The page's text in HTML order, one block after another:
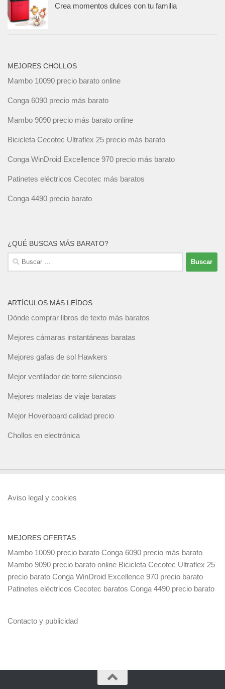
Crea momentos dulces con tu familia
MEJORES CHOLLOS
Mambo 10090 precio barato online
Conga 6090 precio más barato
Mambo 9090 precio más barato online
Bicicleta Cecotec Ultraflex 25 precio más barato
Conga WinDroid Excellence 970 precio más barato
Patinetes eléctricos Cecotec más baratos
Conga 4490 precio barato
¿QUÉ BUSCAS MÁS BARATO?
Buscar:
ARTÍCULOS MÁS LEÍDOS
Dónde comprar libros de texto más baratos
Mejores cámaras instantáneas baratas
Mejores gafas de sol Hawkers
Mejor ventilador de torre silencioso
Mejores maletas de viaje baratas
Mejor Hoverboard calidad precio
Chollos en electrónica
Aviso legal y cookies
MEJORES OFERTAS
Mambo 10090 precio barato Conga 6090 precio más barato
Mambo 9090 precio barato online Bicicleta Cecotec Ultraflex 25
precio barato Conga WinDroid Excellence 970 precio barato
Patinetes eléctricos Cecotec baratos Conga 4490 precio barato
Contacto y publicidad